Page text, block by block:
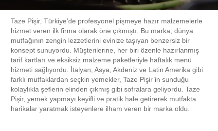
Taze Pişir, Türkiye’de profesyonel pişmeye hazır malzemelerle
hizmet veren ilk firma olarak öne çıkmıştı. Bu marka, dünya
mutfağının zengin lezzetlerini evinize taşıyan benzersiz bir
konsept sunuyordu. Müşterilerine, her biri özenle hazırlanmış
tarif kartları ve eksiksiz malzeme paketleriyle haftalık menü
hizmeti sağlıyordu. İtalyan, Asya, Akdeniz ve Latin Amerika gibi
farklı mutfaklardan seçkin yemekler, Taze Pişir’in sunduğu
kolaylıkla şeflerin elinden çıkmış gibi sofralara geliyordu. Taze
Pişir, yemek yapmayı keyifli ve pratik hale getirerek mutfakta
harikalar yaratmak isteyenlere ilham veren bir marka oldu.